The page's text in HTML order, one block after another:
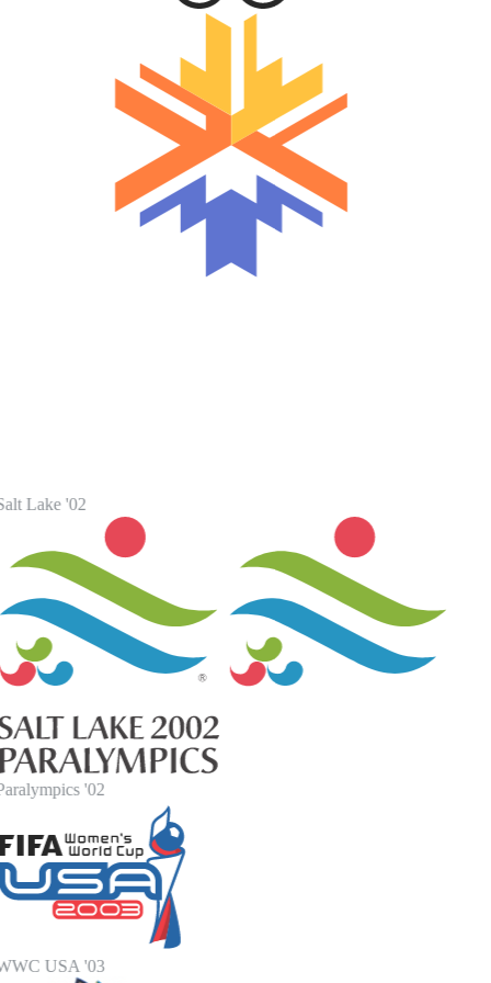
Lake '02
'02
USA '03